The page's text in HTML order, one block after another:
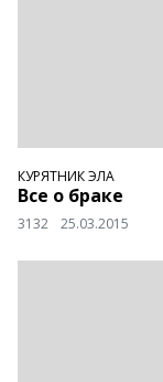
КУРЯТНИК ЭЛА
Все о браке
3132 25.03.2015